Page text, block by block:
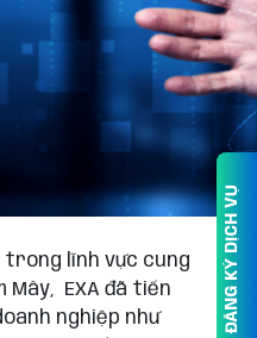
trong lĩnh vực cung
Mây, EXA đã tiến
nghiệp như
ĐĂNG KÝ DỊCH VỤ